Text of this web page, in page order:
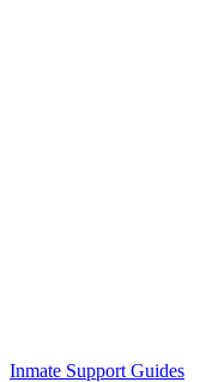
Inmate Support Guides